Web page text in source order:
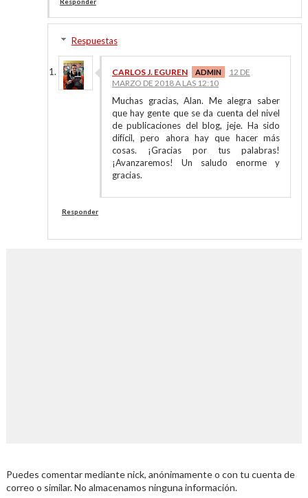
Respuestas
CARLOS J. EGUREN
12 DE
MARZO DE 2018 A LAS 12:10
Muchas gracias, Alan. Me alegra saber
que hay gente que se da cuenta del nivel
de publicaciones del blog, jeje. Ha sido
difícil, pero ahora hay que hacer más
cosas. ¡Gracias por tus palabras!
¡Avanzaremos! Un saludo enorme y
gracias.
Responder
Puedes comentar mediante nick, anónimamente o con tu cuenta de
correo o similar. No almacenamos ninguna información.